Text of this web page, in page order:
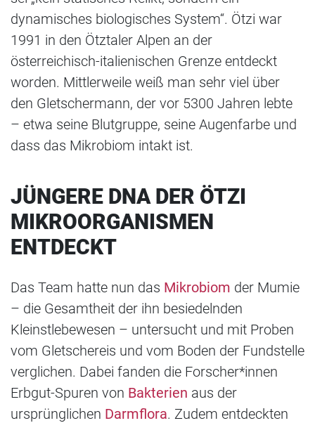
dynamisches biologisches System“. Ötzi war
1991 in den Ötztaler Alpen an der
österreichisch-italienischen Grenze entdeckt
worden. Mittlerweile weiß man sehr viel über
den Gletschermann, der vor 5300 Jahren lebte
– etwa seine Blutgruppe, seine Augenfarbe und
dass das Mikrobiom intakt ist.
JÜNGERE DNA DER ÖTZI
MIKROORGANISMEN
ENTDECKT
Das Team hatte nun das Mikrobiom der Mumie
– die Gesamtheit der ihn besiedelnden
Kleinstlebewesen – untersucht und mit Proben
vom Gletschereis und vom Boden der Fundstelle
verglichen. Dabei fanden die Forscher*innen
Erbgut-Spuren von Bakterien aus der
ursprünglichen Darmflora. Zudem entdeckten